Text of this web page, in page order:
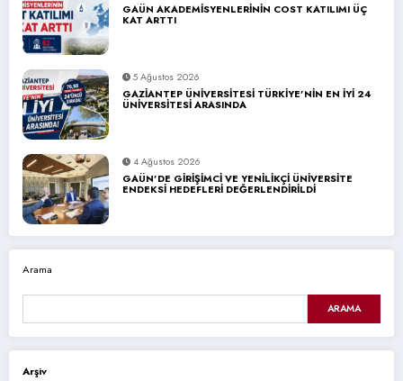
GAÜN AKADEMİSYENLERİNİN COST KATILIMI ÜÇ
KAT ARTTI
5 Ağustos 2026
GAZİANTEP ÜNİVERSİTESİ TÜRKİYE’NİN EN İYİ 24
ÜNİVERSİTESİ ARASINDA
4 Ağustos 2026
GAÜN’DE GİRİŞİMCİ VE YENİLİKÇİ ÜNİVERSİTE
ENDEKSİ HEDEFLERİ DEĞERLENDİRİLDİ
Arama
ARAMA
Arşiv